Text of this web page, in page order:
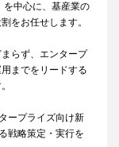
を中心に、基産業の
をお任せします。
らず、エンタープ
までをリードする
ープライズ向け新
戦略策定・実行を